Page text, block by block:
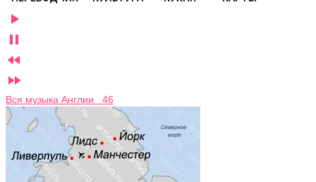




Вся музыка Англии 46